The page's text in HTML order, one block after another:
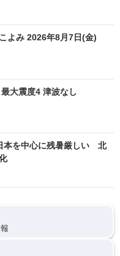
よみ 2026年8月7日(金)
大震度4 津波なし
を中心に残暑厳しい 北